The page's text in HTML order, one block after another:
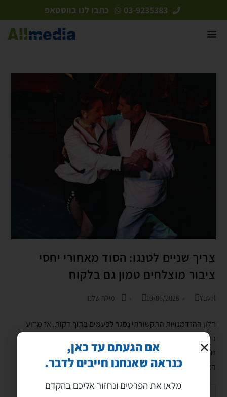
03-9235383 כתבו לנו בווטסאפ
צריך שניים לטנגו: הסוד מאחורי יחסי
ציבור מוצלחים טמון גם בלקוח
Yuval
10/06/2026 מילה שלנו
חלון ההזדמנויות התקשורתי נסגר לפעמים בתוך דקות, אז מדוע
הלקוח הוא השחקן החשוב ביותר באסטרטגיית הדוברות שלו, ואיך
זרימת מידע חופשית בין החברה למשרד היח"צ מייצרת את
האייטמים המשפיעים ביותר?…
אם הגעתם עד כאן,
כנראה שאנחנו חייבים לדבר.
מלאו את הפרטים ונחזור אליכם בהקדם